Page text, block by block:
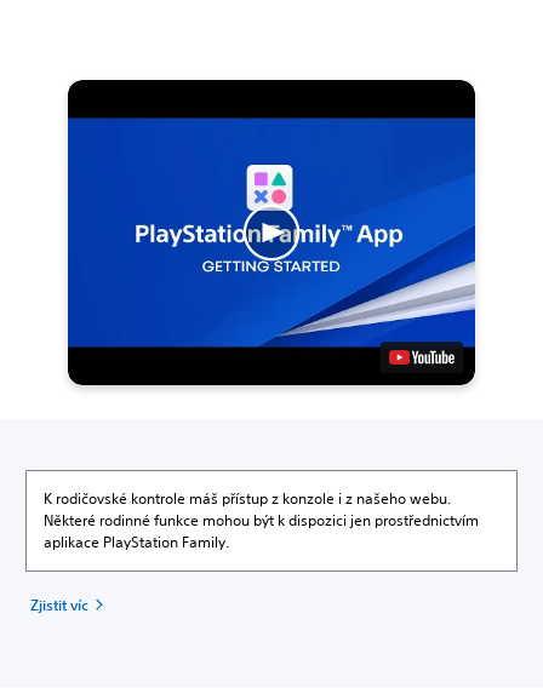
K rodičovské kontrole máš přístup z konzole i z našeho webu.
Některé rodinné funkce mohou být k dispozici jen prostřednictvím
aplikace PlayStation Family.
Zjistit víc